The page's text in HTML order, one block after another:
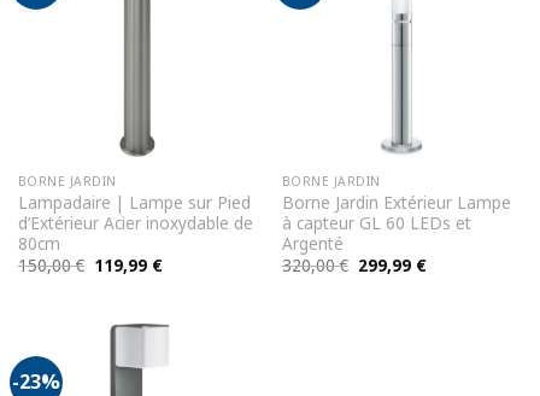
BORNE JARDIN
Lampadaire | Lampe sur Pied
d’Extérieur Acier inoxydable de
80cm
150,00€ Le
150,00 €.
119,99 €Le
119,99 €.
BORNE JARDIN
Borne Jardin Extérieur Lampe
à capteur GL 60 LEDs et
Argenté
320,00€ Le
299,99 €Le
-23%